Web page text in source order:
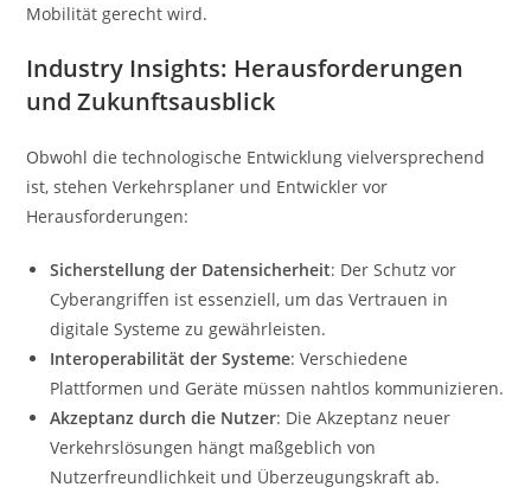
Mobilität gerecht wird.
Industry Insights: Herausforderungen
und Zukunftsausblick
Obwohl die technologische Entwicklung vielversprechend
ist, stehen Verkehrsplaner und Entwickler vor
Herausforderungen:
Sicherstellung der Datensicherheit: Der Schutz vor
Cyberangriffen ist essenziell, um das Vertrauen in
digitale Systeme zu gewährleisten.
Interoperabilität der Systeme: Verschiedene
Plattformen und Geräte müssen nahtlos kommunizieren.
Akzeptanz durch die Nutzer: Die Akzeptanz neuer
Verkehrslösungen hängt maßgeblich von
Nutzerfreundlichkeit und Überzeugungskraft ab.